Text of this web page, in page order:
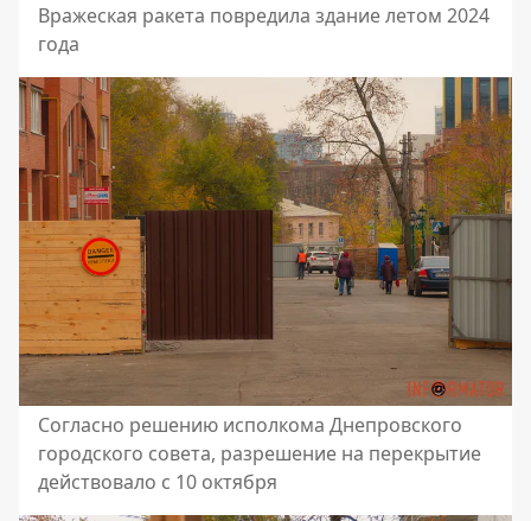
Вражеская ракета повредила здание летом 2024
года
Согласно решению исполкома Днепровского
городского совета, разрешение на перекрытие
действовало с 10 октября